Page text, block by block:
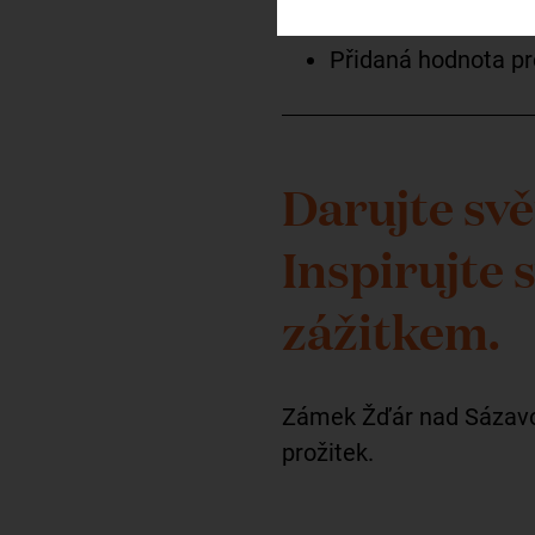
Přidaná hodnota
Darujte
Inspirujte
zážitkem.
Zámek Žďár nad
prožitek.